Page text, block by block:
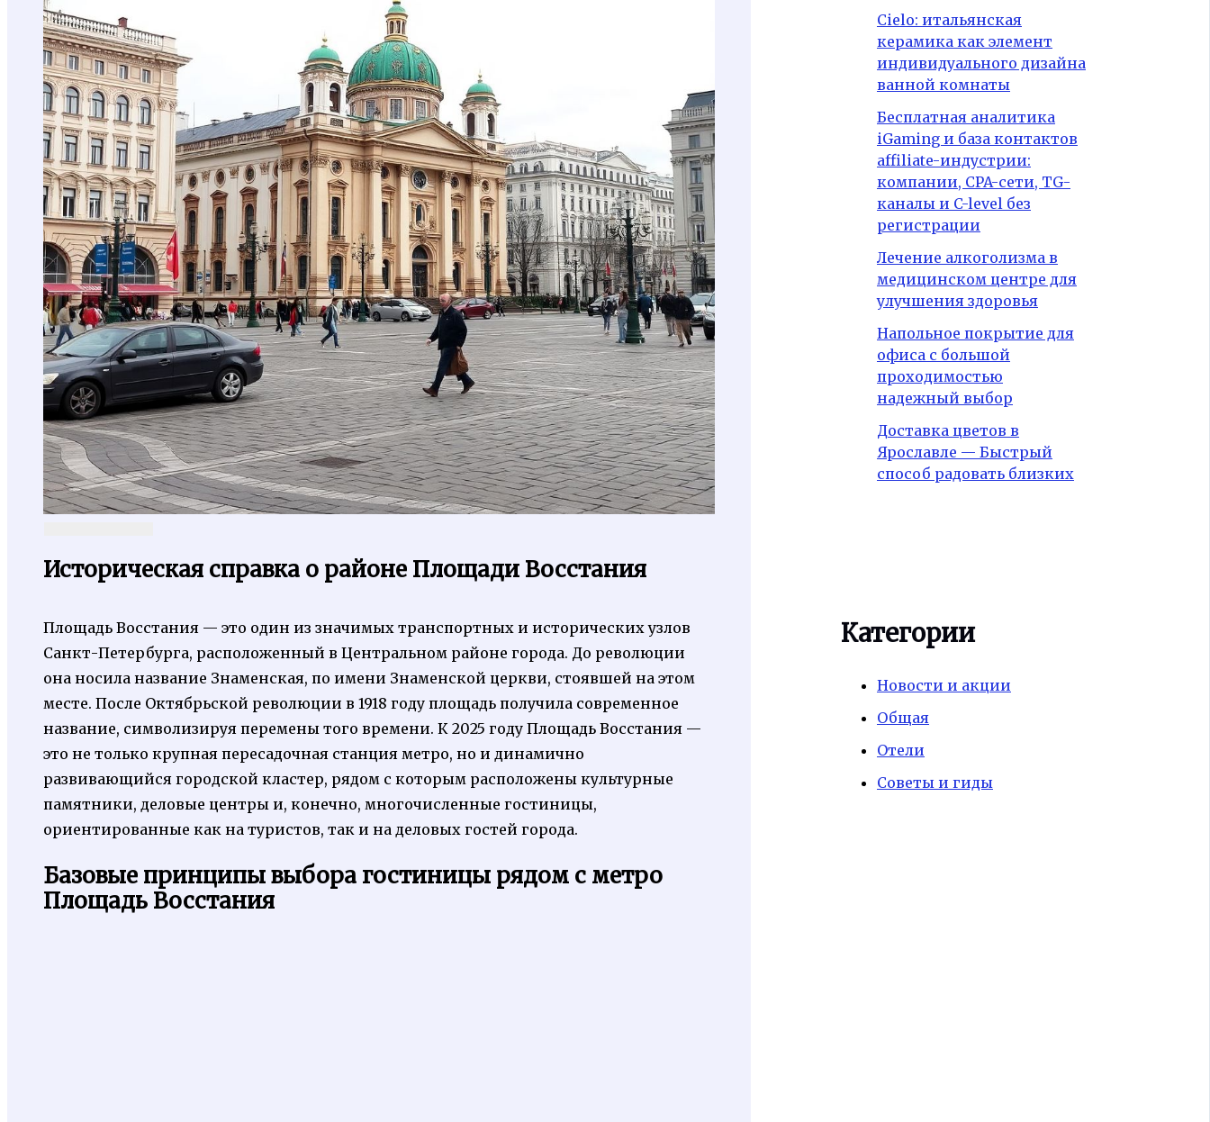
Историческая справка о районе Площади Восстания
Площадь Восстания — это один из значимых транспортных и исторических узлов
Санкт-Петербурга, расположенный в Центральном районе города. До революции
она носила название Знаменская, по имени Знаменской церкви, стоявшей на этом
месте. После Октябрьской революции в 1918 году площадь получила современное
название, символизируя перемены того времени. К 2025 году Площадь Восстания —
это не только крупная пересадочная станция метро, но и динамично
развивающийся городской кластер, рядом с которым расположены культурные
памятники, деловые центры и, конечно, многочисленные гостиницы,
ориентированные как на туристов, так и на деловых гостей города.
Базовые принципы выбора гостиницы рядом с метро
Площадь Восстания
Cielo: итальянская
керамика как элемент
индивидуального дизайна
ванной комнаты
Бесплатная аналитика
iGaming и база контактов
affiliate-индустрии:
компании, CPA-сети, TG-
каналы и C-level без
регистрации
Лечение алкоголизма в
медицинском центре для
улучшения здоровья
Напольное покрытие для
офиса с большой
проходимостью
надежный выбор
Доставка цветов в
Ярославле — Быстрый
способ радовать близких
Категории
Новости и акции
Общая
Отели
Советы и гиды